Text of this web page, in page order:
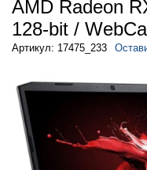
AMD Radeon
128-bit /
Артикул: 17475_233